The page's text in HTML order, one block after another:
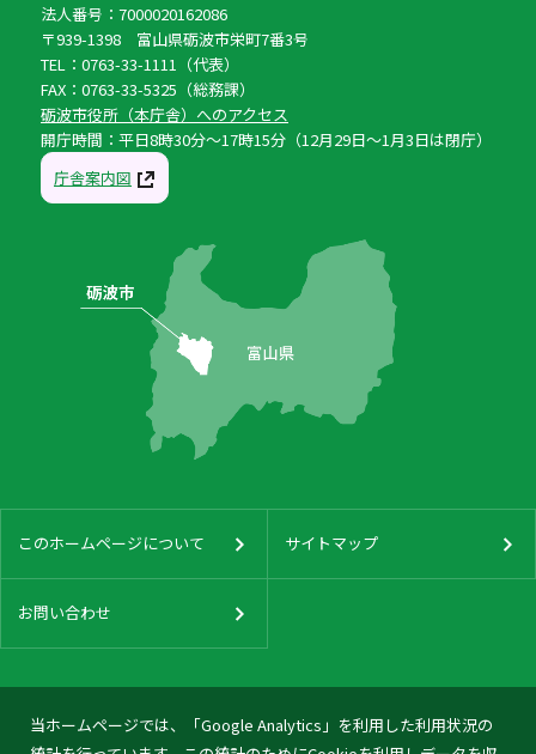
当ホームページでは、「Google Analytics」を利用した利用状況の
法人番号：7000020162086
〒939-1398 富山県砺波市栄町7番3号
TEL：0763-33-1111（代表）
FAX：0763-33-5325（総務課）
砺波市役所（本庁舎）へのアクセス
開庁時間：平日8時30分〜17時15分（12月29日〜1月3日は閉庁）
庁舎案内図
このホームページについて サイトマップ
お問い合わせ